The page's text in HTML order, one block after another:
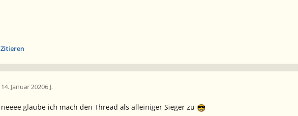
Zitieren
14. Januar 20206 J.
neeee glaube ich mach den Thread als alleiniger Sieger zu